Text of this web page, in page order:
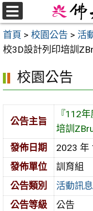
跳
至
主
要
首頁 > 校園公告 > 活
校3D設計列印培訓
校園公告
公告主旨
『112
培訓
發佈日期
2023 年
發佈單位
訓育組
公告類別
活動訊息
公告等級
公告
選
單